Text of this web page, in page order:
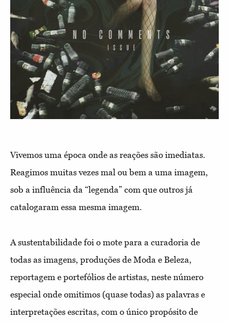
Vivemos uma época onde as reações são imediatas.
Reagimos muitas vezes mal ou bem a uma imagem,
sob a influência da “legenda” com que outros já
catalogaram essa mesma imagem.
A sustentabilidade foi o mote para a curadoria de
todas as imagens, produções de Moda e Beleza,
reportagem e portefólios de artistas, neste número
especial onde omitimos (quase todas) as palavras e
interpretações escritas, com o único propósito de